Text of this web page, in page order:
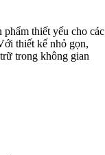
thiết yếu cho các
thiết kế nhỏ gọn,
trong không gian